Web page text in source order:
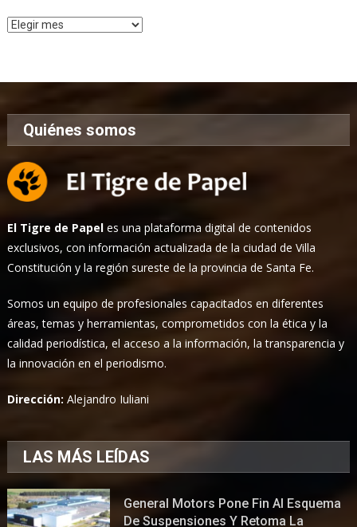
Archivo
Quiénes somos
El Tigre de Papel es una plataforma digital de contenidos
exclusivos, con información actualizada de la ciudad de Villa
Constitución y la región sureste de la provincia de Santa Fe.
Somos un equipo de profesionales capacitados en diferentes
áreas, temas y herramientas, comprometidos con la ética y la
calidad periodística, el acceso a la información, la transparencia y
la innovación en el periodismo.
Dirección:Alejandro Iuliani
LAS MÁS LEÍDAS
General Motors Pone Fin Al Esquema
De Suspensiones Y Retoma La